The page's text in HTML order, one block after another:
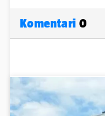
Komentari 0